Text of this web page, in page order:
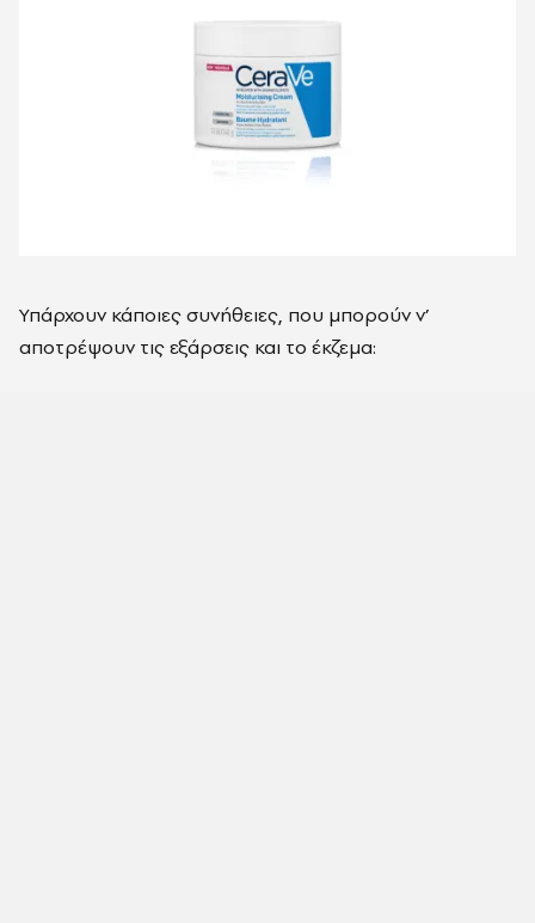
Υπάρχουν κάποιες συνήθειες, που μπορούν ν’
αποτρέψουν τις εξάρσεις και το έκζεμα: